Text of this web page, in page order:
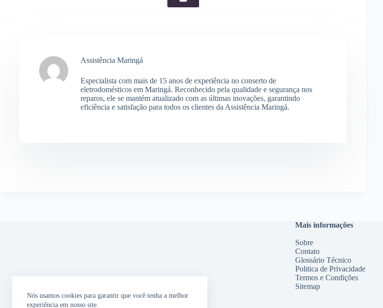
Nós usamos cookies para garantir que você tenha a melhor
experiência em nosso site.
Assistência Maringá
Especialista com mais de 15 anos de experiência no conserto de
eletrodomésticos em Maringá. Reconhecido pela qualidade e segurança nos
reparos, ele se mantém atualizado com as últimas inovações, garantindo
eficiência e satisfação para todos os clientes da Assistência Maringá.
Mais informações
Sobre
Contato
Glossário Técnico
Politica de Privacidade
Termos e Condições
Sitemap